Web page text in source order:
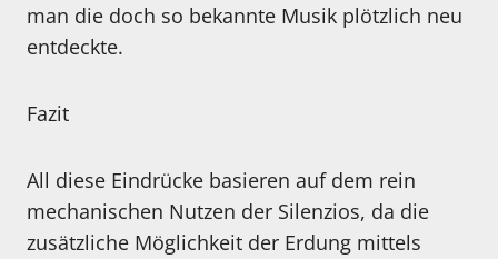
man die doch so bekannte Musik plötzlich neu
entdeckte.
Fazit
All diese Eindrücke basieren auf dem rein
mechanischen Nutzen der Silenzios, da die
zusätzliche Möglichkeit der Erdung mittels